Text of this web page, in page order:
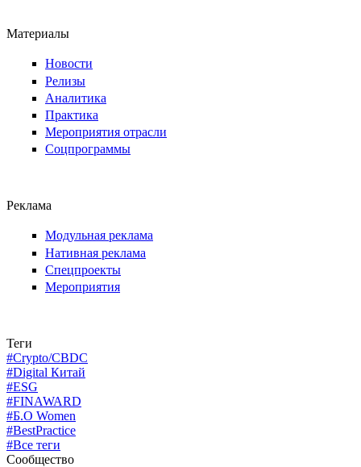
Материалы
Новости
Релизы
Аналитика
Практика
Мероприятия отрасли
Соцпрограммы
Реклама
Модульная реклама
Нативная реклама
Спецпроекты
Мероприятия
Теги
#Crypto/CBDC
#Digital Китай
#ESG
#FINAWARD
#Б.О Women
#BestPractice
#Все теги
Сообщество